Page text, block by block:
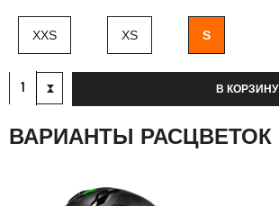
XXS XS S
В КОРЗИНУ
ВАРИАНТЫ РАСЦВЕТОК